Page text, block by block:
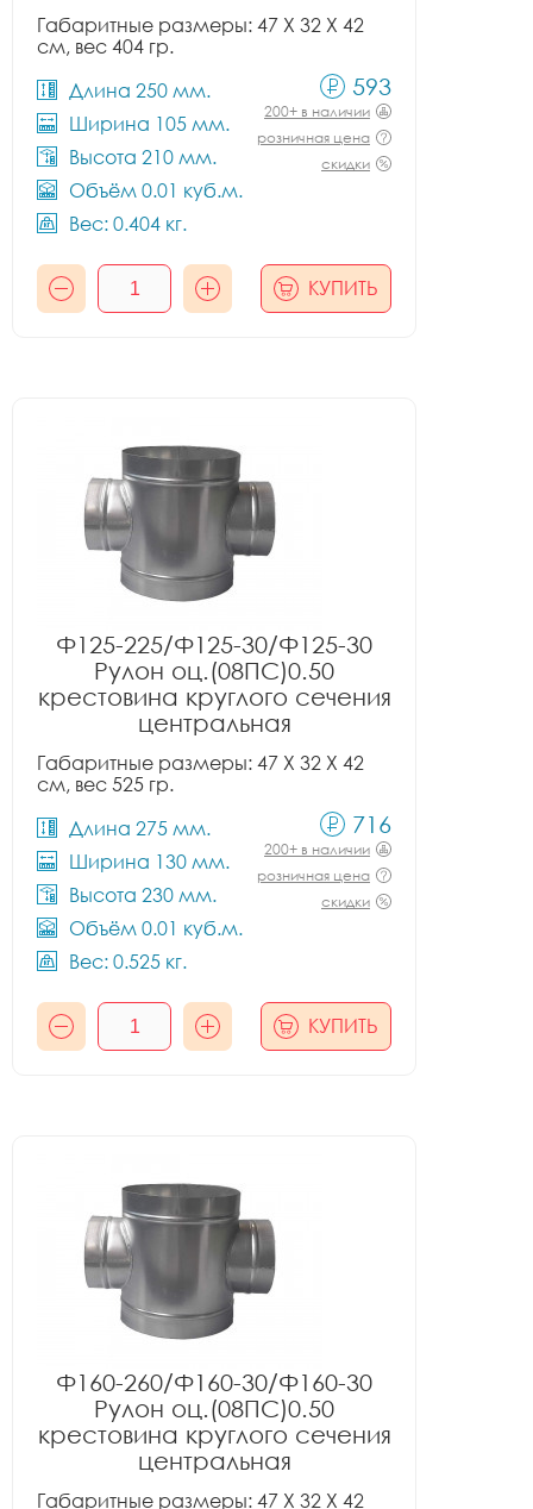
Габаритные размеры: 47 X 32 X 42
см, вес 404 гр.
Длина 250 мм.
Ширина 105 мм.
Высота 210 мм.
Объём 0.01 куб.м.
Вес: 0.404 кг.
593
200+ в наличии
розничная цена
скидки
КУПИТЬ
Ф125-225/Ф125-30/Ф125-30
Рулон оц.(08ПС)0.50
крестовина круглого сечения
центральная
Габаритные размеры: 47 X 32 X 42
см, вес 525 гр.
Длина 275 мм.
Ширина 130 мм.
Высота 230 мм.
Объём 0.01 куб.м.
Вес: 0.525 кг.
716
200+ в наличии
розничная цена
скидки
КУПИТЬ
Ф160-260/Ф160-30/Ф160-30
Рулон оц.(08ПС)0.50
крестовина круглого сечения
центральная
Габаритные размеры: 47 X 32 X 42